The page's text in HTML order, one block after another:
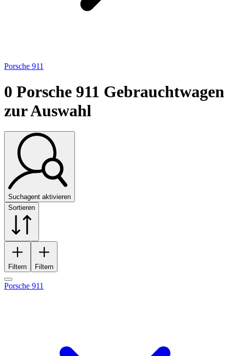
Porsche 911
0 Porsche 911 Gebrauchtwagen
zur Auswahl
Suchagent aktivieren
Sortieren
Filtern Filtern
Porsche 911